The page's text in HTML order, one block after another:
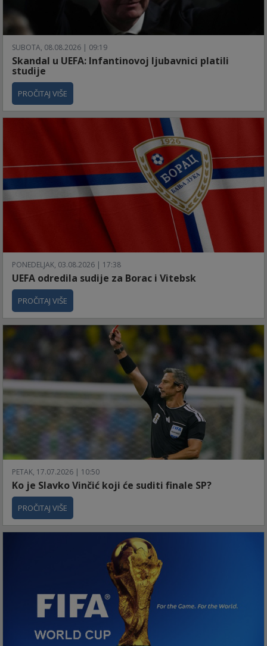
SUBOTA, 08.08.2026 | 09:19
Skandal u UEFA: Infantinovoj ljubavnici platili
studije
PROČITAJ VIŠE
PONEDELJAK, 03.08.2026 | 17:38
UEFA odredila sudije za Borac i Vitebsk
PROČITAJ VIŠE
PETAK, 17.07.2026 | 10:50
Ko je Slavko Vinčić koji će suditi finale SP?
PROČITAJ VIŠE